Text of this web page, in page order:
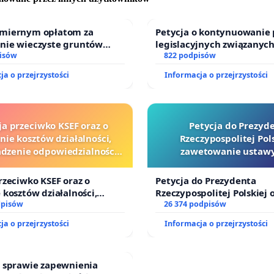
poziomów w ciągu 1–3 lat.
skuteczności bez zarządzania
wskazuje, że jedynym trwale skutecznym podejściem
dostępu do pożywienia (zamknięte pojemniki na
dokarmiania) oraz blokowanie korytarzy
Sam odstrzał bez działań prewencyjnych nie
konfliktów człowiek–zwierzę.
te grupy - młode osobniki bez liderki grupy wędrują
opłatom za
wieczyste gruntów
przez rodzinne ogrody
o przejrzystości
Petycja o kontynuowanie
legislacyjnych
prawa rodzinnego
822 podpisów
Informacja o przejrzystości
przeciwko KSEF oraz o
kosztów działalności,
odpowiedzialności
i sędziów
KSEF oraz o
działalności,
odpowiedzialności
o przejrzystości
Petycja do
Rzeczypospolitej
zawetowanie
Petycja do Prezydenta
Rzeczypospolitej Polskiej
zawetowanie ustawy
26 374 podpisów
Informacja o przejrzystości
sprawie zapewnienia